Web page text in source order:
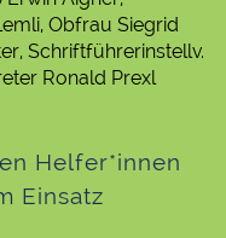
Obfrau Siegrid
Schriftführerinstellv.
Ronald Prexl
Helfer*innen
Einsatz